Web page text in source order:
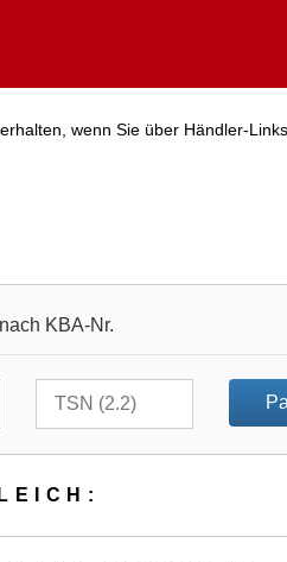
wenn Sie über Händler-
KBA-Nr.